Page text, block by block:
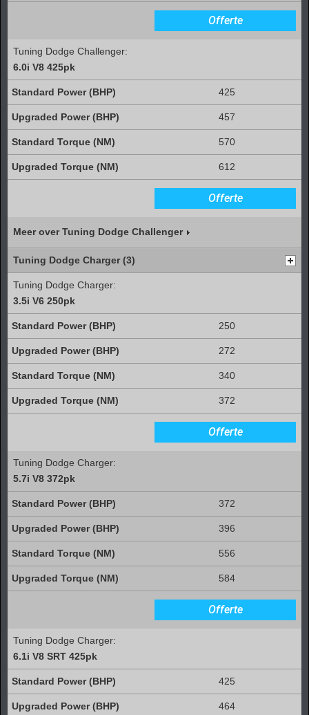
Offerte
Tuning Dodge Challenger:
6.0i V8 425pk
425
457
570
612
Offerte
Meer over Tuning Dodge Challenger
Tuning Dodge Charger (3)
Tuning Dodge Charger:
3.5i V6 250pk
250
272
340
372
Offerte
Tuning Dodge Charger:
5.7i V8 372pk
372
396
556
584
Offerte
Tuning Dodge Charger:
6.1i V8 SRT 425pk
425
464